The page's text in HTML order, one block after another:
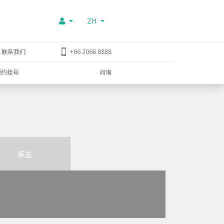
ZH
联系我们 +66 2066 8888
挂号 问询
医生